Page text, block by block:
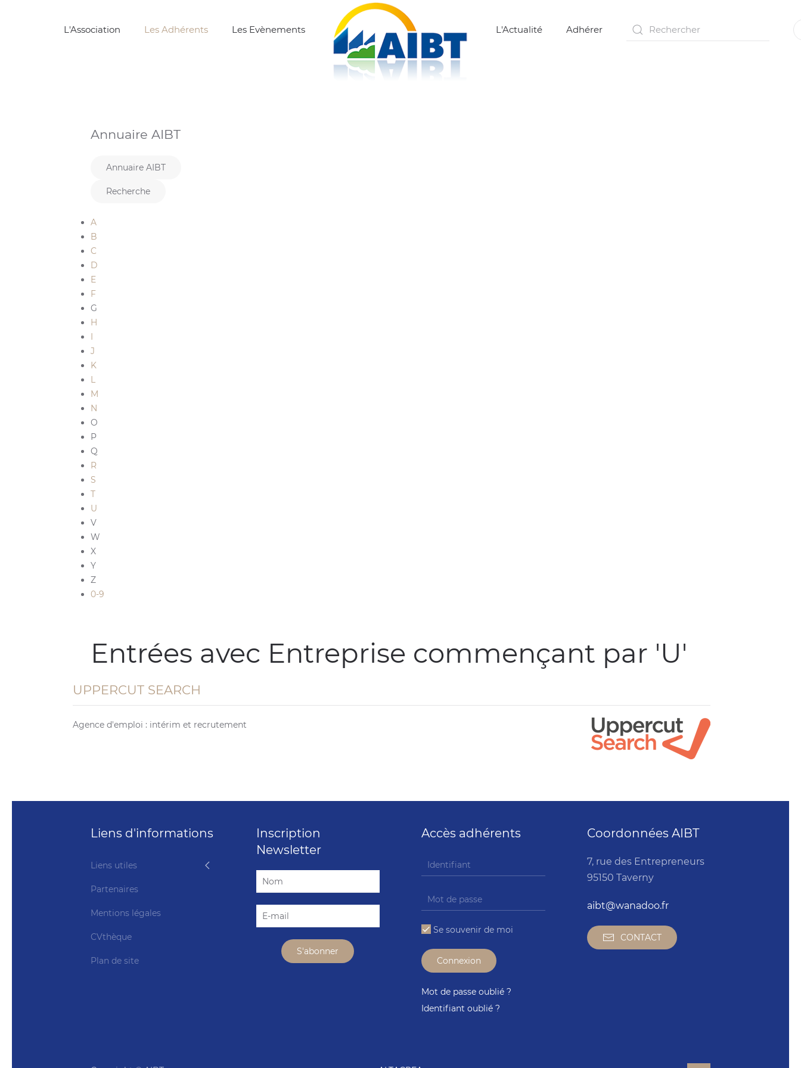
L'Association Les Adhérents Les Evènements L'Actualité Adhérer
Annuaire AIBT
Annuaire AIBT
Recherche
A
B
C
D
E
F
G
H
I
J
K
L
M
N
O
P
Q
R
S
T
U
V
W
X
Y
Z
0-9
Entrées avec Entreprise commençant par 'U'
UPPERCUT SEARCH
Agence d'emploi : intérim et recrutement
Liens d'informations
Liens utiles
Partenaires
Mentions légales
CVthèque
Plan de site
Inscription
Newsletter
Accès adhérents
Se souvenir de moi
Connexion
Mot de passe oublié ?
Identifiant oublié ?
Coordonnées AIBT
7, rue des Entrepreneurs
95150 Taverny
aibt@wanadoo.fr
CONTACT